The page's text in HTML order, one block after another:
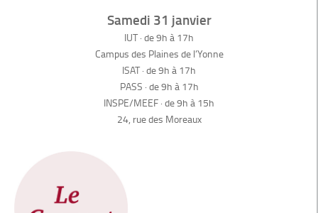
Samedi 31 janvier
IUT · de 9h à 17h
Campus des Plaines de l’Yonne
ISAT · de 9h à 17h
PASS · de 9h à 17h
INSPE/MEEF · de 9h à 15h
24, rue des Moreaux